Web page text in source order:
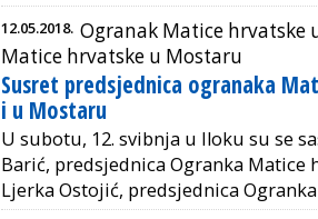
12.05.2018. Ogranak Matice hrvatske
Matice hrvatske u Mostaru
Susret predsjednica ogranaka
i u Mostaru
U subotu, 12. svibnja u Iloku su se
Barić, predsjednica Ogranka Matice
Ljerka Ostojić, predsjednica